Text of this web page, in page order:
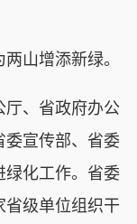
山增添新绿。
、省政府办公
委宣传部、省委
绿化工作。省委
省级单位组织干